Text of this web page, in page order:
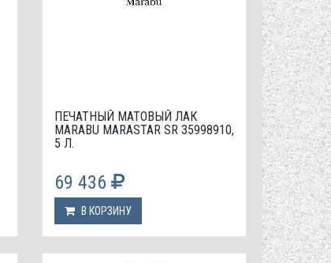
ПЕЧАТНЫЙ МАТОВЫЙ ЛАК
МАRABU MARASTAR SR 35998910,
5 Л.
69 436
В КОРЗИНУ